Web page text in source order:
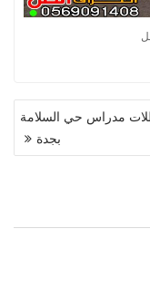
مدراس حي السلامة
بجدة